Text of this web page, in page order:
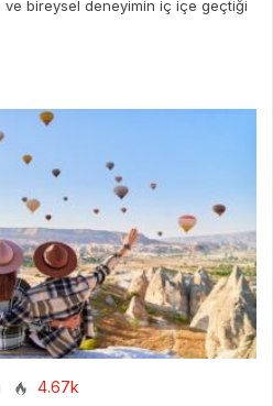
bireysel deneyimin iç içe geçtiği
4.67k